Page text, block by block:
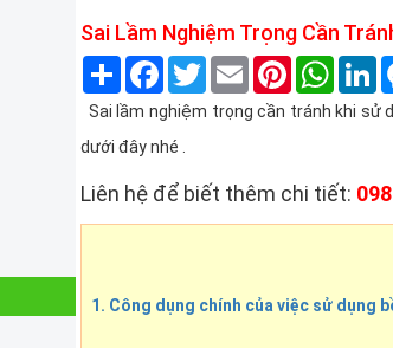
Sai Lầm Nghiệm Trọng Cần
Share FacebookTwitterEmail Pinterest
Sai lầm nghiệm trọng cần tránh khi sử
dưới đây nhé .
Liên hệ để biết thêm chi tiết:
1. Công dụng chính của việc sử dụng